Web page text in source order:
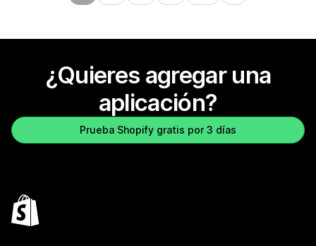
¿Quieres agregar una
aplicación?
Prueba Shopify gratis por 3 días